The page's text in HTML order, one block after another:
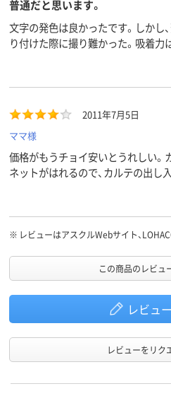
普通だと思います。
文字の発色は良かったです。しかし
り付けた際に撮り難かった。吸着
ますが、シートに癖がつくと剥が
プラのカッター性能を考えると、こ
2011年7月5日
ママ様
価格がもうチョイ安いとうれしい
ネットがはれるので、カルテの出し
※ レビューはアスクルWebサイト、
この商品のレビュ
レビュ
レビューをリク